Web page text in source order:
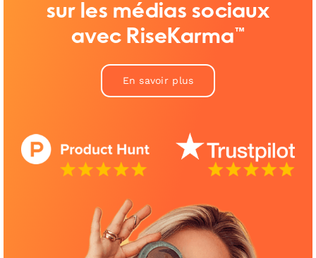
sur les médias sociaux
avec RiseKarma™
En savoir plus